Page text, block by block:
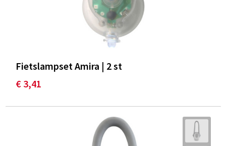
Fietslampset Amira | 2 st
€ 3,41